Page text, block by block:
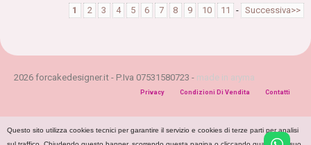
1 2 3 4 5 6 7 8 9 10 11 - Successiva>>
2026 forcakedesigner.it - P.Iva 07531580723 - made in aryma
Privacy Condizioni Di Vendita Contatti
Questo sito utilizza cookies tecnici per garantire il servizio e cookies di terze parti per analisi